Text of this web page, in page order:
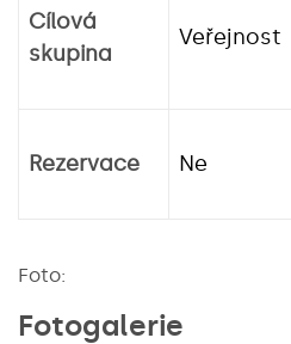
Cílová
skupina
Veřejnost
Rezervace Ne
Foto:
Fotogalerie